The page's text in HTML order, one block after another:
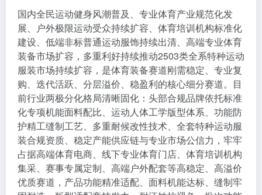
国内全民运动健身风潮普及、专业体育产业规范化发
展、户外极限运动受众持续扩容、体育培训机构标准化
建设、低端非标普通运动服饰持续出清、高端专业体育
装备市场扩容，多重利好持续推动2503类全系特种运动
服装市场持续扩容，是体育装备赛道刚需稳定、专业复
购、迭代活跃、分层溢价、稳盈利的核心细分赛道。目
前行业两极分化格局清晰固化：头部合规品牌依托标准
化专项机能面料配比、运动人体工学版型体系、功能防
护精工缝制工艺、多重耐候改性技术、全套特种运动服
装合规资质、稳定产能供应链与专业市场公信力，牢牢
占据高端体育电商、线下专业体育门店、体育培训机构
集采、赛事专属定制、高端户外配套等高稳定、高溢价
优质赛道，产品功能精准适配、面料机能达标、缝制牢